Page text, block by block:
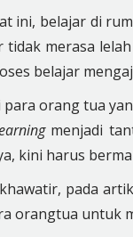
ini, belajar di
tidak merasa
belajar
orang tua
menjadi
kini harus
pada
orangtua untuk